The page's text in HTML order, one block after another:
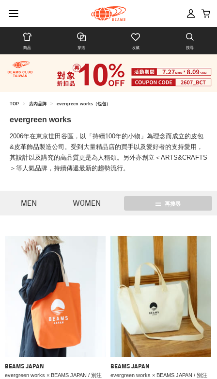
商品 穿搭 收藏 搜尋
TOP > 店內品牌 > evergreen works（包包）
evergreen works
2006年在東京世田谷區，以「持續100年的小物」為理念而成立的皮包
&皮革飾品製造公司。受到大量精品店的買手以及愛好者的支持愛用，
其設計以及講究的高品質更是為人稱頌。另外亦創立＜ARTS&CRAFTS
＞等人氣品牌，持續傳遞最新的趨勢流行。
MEN WOMEN 再搜尋
BEAMS JAPAN
evergreen works × BEAMS JAPAN / 別注
BEAMS JAPAN
evergreen works × BEAMS JAPAN / 別注